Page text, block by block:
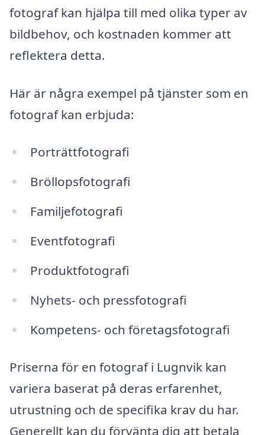
fotograf kan hjälpa till med olika typer av
bildbehov, och kostnaden kommer att
reflektera detta.
Här är några exempel på tjänster som en
fotograf kan erbjuda:
Porträttfotografi
Bröllopsfotografi
Familjefotografi
Eventfotografi
Produktfotografi
Nyhets- och pressfotografi
Kompetens- och företagsfotografi
Priserna för en fotograf i Lugnvik kan
variera baserat på deras erfarenhet,
utrustning och de specifika krav du har.
Generellt kan du förvänta dig att betala